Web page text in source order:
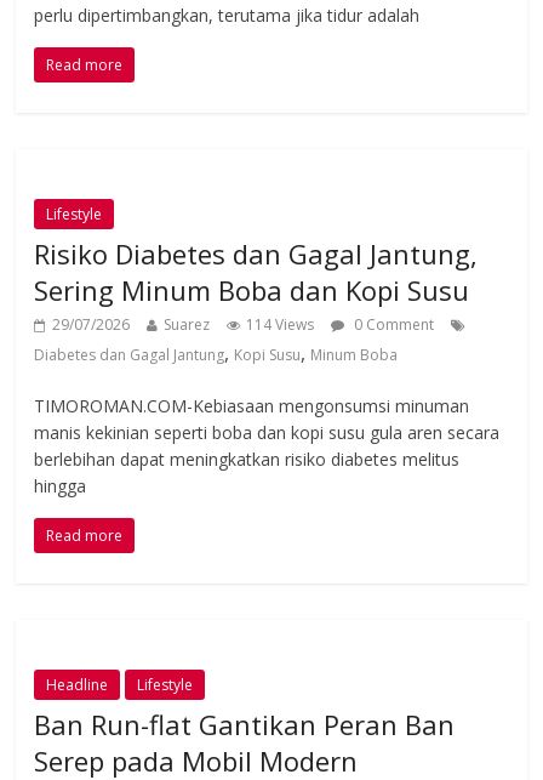
perlu dipertimbangkan, terutama jika tidur adalah
Read more
Lifestyle
Risiko Diabetes dan Gagal Jantung,
Sering Minum Boba dan Kopi Susu
29/07/2026 Suarez 114 Views
0 Comment
Diabetes dan Gagal Jantung, Kopi Susu, Minum Boba
TIMOROMAN.COM-Kebiasaan mengonsumsi minuman
manis kekinian seperti boba dan kopi susu gula aren secara
berlebihan dapat meningkatkan risiko diabetes melitus
hingga
Read more
Headline Lifestyle
Ban Run-flat Gantikan Peran Ban
Serep pada Mobil Modern